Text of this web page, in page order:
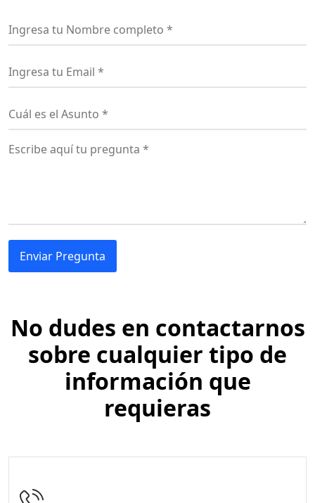
Enviar Pregunta
No dudes en contactarnos
sobre cualquier tipo de
información que
requieras